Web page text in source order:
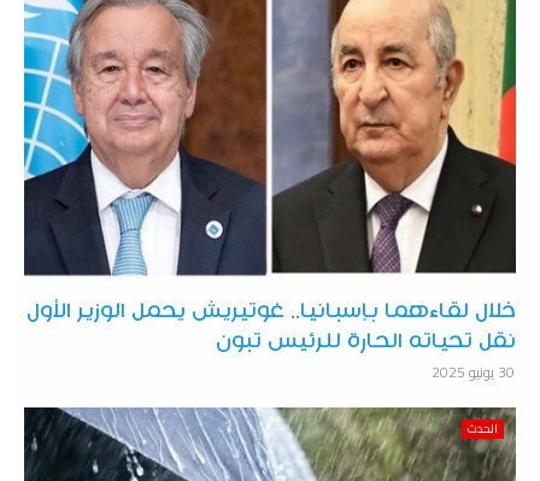
خلال لقاءهما بإسبانيا.. غوتيريش يحمل الوزير الأول
نقل تحياته الحارة للرئيس تبون
30 يونيو 2025
الحدث